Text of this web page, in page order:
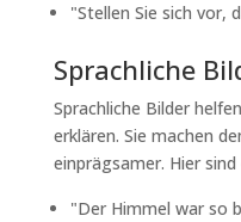
"Stellen Sie sich vor,
Sprachliche
Sprachliche Bilder
erklären. Sie machen
einprägsamer. Hier
"Der Himmel war so